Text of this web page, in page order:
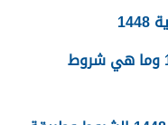
اسماء القبائل النازحة في جازان 1448 وما هي شروط